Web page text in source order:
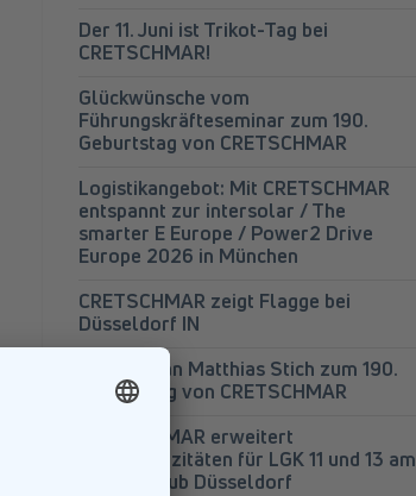
Der 11. Juni ist Trikot-Tag bei
CRETSCHMAR!
Glückwünsche vom
Führungskräfteseminar zum 190.
Geburtstag von CRETSCHMAR
Logistikangebot: Mit CRETSCHMAR
entspannt zur intersolar / The
smarter E Europe / Power2 Drive
Europe 2026 in München
CRETSCHMAR zeigt Flagge bei
Düsseldorf IN
3 Fragen an Matthias Stich zum 190.
Geburtstag von CRETSCHMAR
CRETSCHMAR erweitert
Lagerkapazitäten für LGK 11 und 13 am
Logistik-Hub Düsseldorf